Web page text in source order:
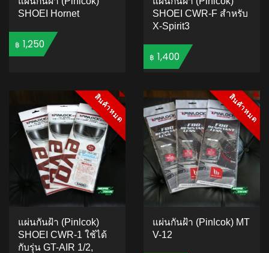
SHOEI Hornet
฿ 1,250
SHOEI CWR-F สำหรับ
X-Spirit3
฿ 1,400
สินค้าหมด
สินค้าหมด
แผ่นกันฝ้า (Pinlcok)
SHOEI CWR-1 ใช้ได้
กับรุ่น GT-AIR 1/2,
สินค้าหมด
สินค้าหมด
แผ่นกันฝ้า (Pinlcok) MT
V-12